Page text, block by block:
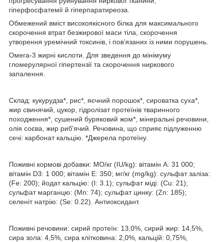
гіперфосфатемії й гіперпаратиреоза.
Обмежений вміст високоякісного білка для максимального
скорочення втрат безжирової маси тіла, скорочення
утворення уремічний токсинів, і пов’язаних із ними порушень.
Омега-3 жирні кислоти. Для зведення до мінімуму
гломерулярної гіпертензії та скорочення ниркового
запалення.
Склад: кукурудза*, рис*, яєчний порошок*, сироватка суха*,
жир свинячий, цукор, гідролізат протеїнів тваринного
походження*, сушений буряковий жом*, мінеральні речовини,
олія соєва, жир риб'ячий. Речовина, що сприяє підлуженню
сечі: карбонат кальцію. *Джерела протеїну.
Поживні кормові добавки: МО/кг (IU/kg): вітамін А: 31 000;
вітамін D3: 1 000; вітамін Е: 350; мг/кг (mg/kg): сульфат заліза:
(Fe: 200); йодат кальцію: (І: 3.1); сульфат міді: (Cu: 21);
сульфат марганцю: (Mn: 74); сульфат цинку: (Zn: 185);
селеніт натрію: (Se: 0.22). Антиоксидант.
Поживні речовини: сирий протеїн: 13,0%, сирий жир: 14,5%,
сира зола: 4,5%, сира клітковина: 2,0%, кальцій: 0,75%,